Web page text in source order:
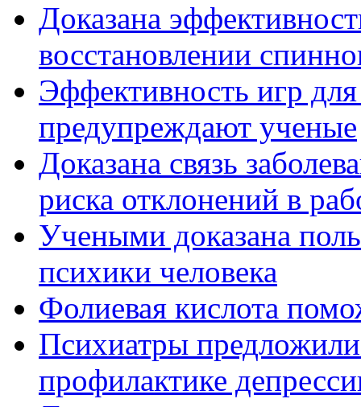
Доказана
восстановлении
Эффективность игр
предупреждают ученые
Доказана связь
риска отклонений в
Учеными доказана
психики человека
Фолиевая кислота
Психиатры
профилактике